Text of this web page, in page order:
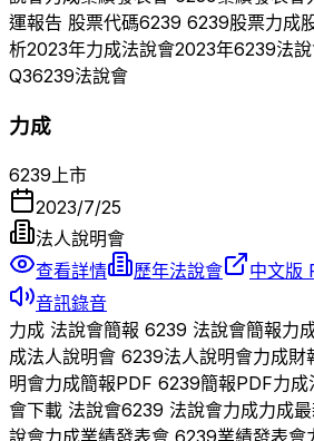
運報告 股票代碼6239 6239股票力成
析2023年力成法說會2023年6239法
Q36239法說會
力成
6239 上市
2023/7/25
法人說明會
查看詳情
歷年法說會 中文版
音訊錄音
力成 法說會簡報 6239 法說會簡報力
成法人說明會 6239法人說明會力成財
明會力成簡報PDF 6239簡報PDF力成
會下載 法說會6239 法說會力成力成
說會力成業績發表會 6239業績發表會